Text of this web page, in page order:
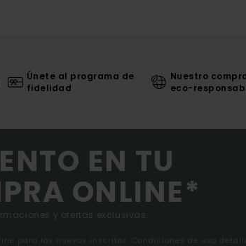
Únete al programa de
fidelidad
Nuestro
eco-
EN TU
ONLINE*
y ofertas exclusivas.
para los nuevos inscritos. Condiciones de uso